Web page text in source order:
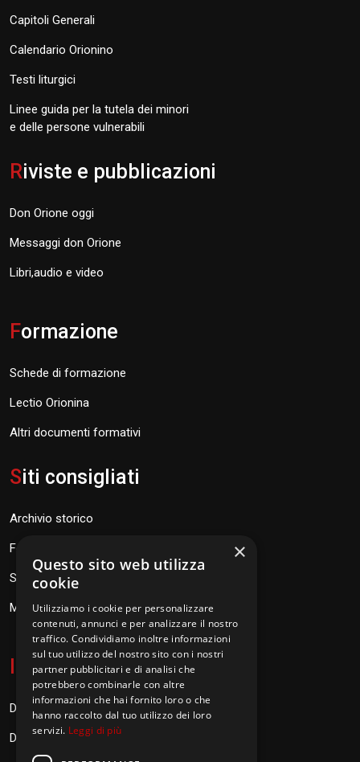
Capitoli Generali
Calendario Orionino
Testi liturgici
Linee guida per la tutela dei minori
e delle persone vulnerabili
Riviste e pubblicazioni
Don Orione oggi
Messaggi don Orione
Libri,audio e video
Formazione
Schede di formazione
Lectio Orionina
Altri documenti formativi
Siti consigliati
Archivio storico
Fondazione Don Orione
SEV Orione 84
Messaggi don Orione
nformazioni
Donazioni
Diventa Orionino
×
Questo sito web utilizza
cookie
Utilizziamo i cookie per personalizzare
contenuti, annunci e per analizzare il nostro
traffico. Condividiamo inoltre informazioni
sul tuo utilizzo del nostro sito con i nostri
partner pubblicitari e di analisi che
potrebbero combinarle con altre
informazioni che hai fornito loro o che
hanno raccolto dal tuo utilizzo dei loro
servizi. Leggi di più